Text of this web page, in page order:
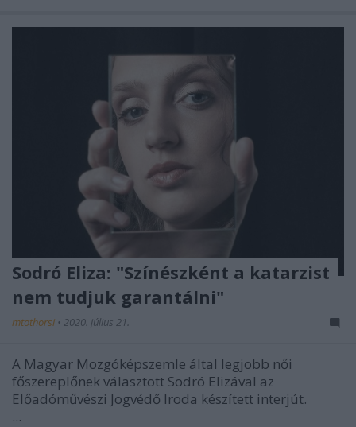
Sodró Eliza: "Színészként a katarzist
nem tudjuk garantálni"
mtothorsi • 2020. július 21.
A Magyar Mozgóképszemle által legjobb női
főszereplőnek választott Sodró Elizával az
Előadóművészi Jogvédő Iroda készített interjút.
...